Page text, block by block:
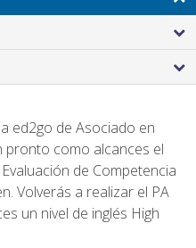
ed2go de Asociado en
como alcances el
de Competencia
Volverás a realizar el PA
un nivel de inglés High